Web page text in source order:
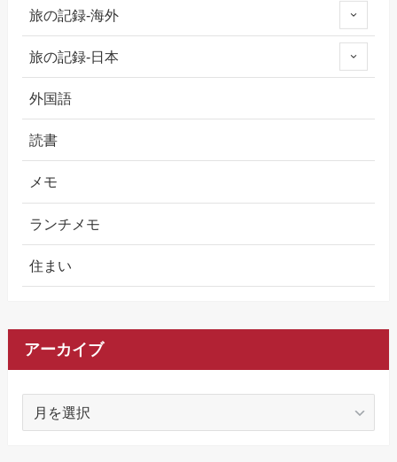
旅の記録-海外
旅の記録-日本
外国語
読書
メモ
ランチメモ
住まい
アーカイブ